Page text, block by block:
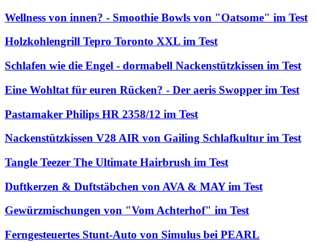
Wellness von innen? - Smoothie Bowls von "Oatsome" im Test
Holzkohlengrill Tepro Toronto XXL im Test
Schlafen wie die Engel - dormabell Nackenstützkissen im Test
Eine Wohltat für euren Rücken? - Der aeris Swopper im Test
Pastamaker Philips HR 2358/12 im Test
Nackenstützkissen V28 AIR von Gailing Schlafkultur im Test
Tangle Teezer The Ultimate Hairbrush im Test
Duftkerzen & Duftstäbchen von AVA & MAY im Test
Gewürzmischungen von "Vom Achterhof" im Test
Ferngesteuertes Stunt-Auto von Simulus bei PEARL